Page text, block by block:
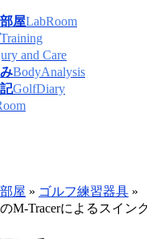
屋LabRoom
Training
and Care
BodyAnalysis
GolfDiary
屋 » ゴルフ練習器具 »
M-Tracerによるスイン